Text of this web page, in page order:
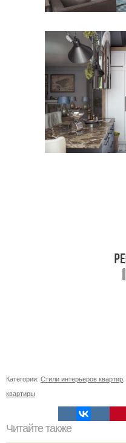
Категории: Стили интерьеров квартир,
квартиры
Читайте также